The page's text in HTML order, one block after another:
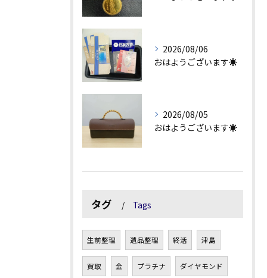
2026/08/06
おはようございます☀
2026/08/05
おはようございます☀
タグ Tags
生前整理 遺品整理 終活 津島
買取 金 プラチナ ダイヤモンド